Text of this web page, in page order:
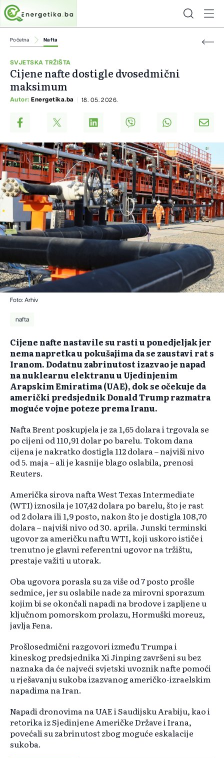
Početna Nafta
SVJETSKA TRŽIŠTA
Cijene nafte dostigle dvosedmični
maksimum
Autor: Energetika.ba 18. 05. 2026.
Foto: Arhiv
nafta
Cijene nafte nastavile su rasti u ponedjeljak jer
nema napretka u pokušajima da se zaustavi rat s
Iranom. Dodatnu zabrinutost izazvao je napad
na nuklearnu elektranu u Ujedinjenim
Arapskim Emiratima (UAE), dok se očekuje da
američki predsjednik Donald Trump razmatra
moguće vojne poteze prema Iranu.
Nafta Brent poskupjela je za 1,65 dolara i trgovala se
po cijeni od 110,91 dolar po barelu. Tokom dana
cijena je nakratko dostigla 112 dolara – najviši nivo
od 5. maja – ali je kasnije blago oslabila, prenosi
Reuters.
Američka sirova nafta West Texas Intermediate
(WTI) iznosila je 107,42 dolara po barelu, što je rast
od 2 dolara ili 1,9 posto, nakon što je dostigla 108,70
dolara – najviši nivo od 30. aprila. Junski terminski
ugovor za američku naftu WTI, koji uskoro ističe i
trenutno je glavni referentni ugovor na tržištu,
prestaje važiti u utorak.
Oba ugovora porasla su za više od 7 posto prošle
sedmice, jer su oslabile nade za mirovni sporazum
kojim bi se okončali napadi na brodove i zapljene u
ključnom pomorskom prolazu, Hormuški moreuz,
javlja Fena.
Prošlosedmični razgovori između Trumpa i
kineskog predsjednika Xi Jinping završeni su bez
naznaka da će najveći svjetski uvoznik nafte pomoći
u rješavanju sukoba izazvanog američko-izraelskim
napadima na Iran.
Napadi dronovima na UAE i Saudijsku Arabiju, kao i
retorika iz Sjedinjene Američke Države i Irana,
povećali su zabrinutost zbog moguće eskalacije
sukoba.